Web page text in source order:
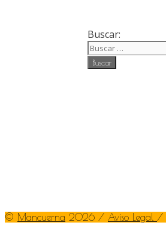
Buscar:
© Mancuerna 2026 / Aviso Legal /